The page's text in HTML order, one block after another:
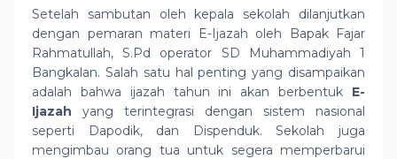
Setelah sambutan oleh kepala sekolah dilanjutkan
dengan pemaran materi E-Ijazah oleh Bapak Fajar
Rahmatullah, S.Pd operator SD Muhammadiyah 1
Bangkalan. Salah satu hal penting yang disampaikan
adalah bahwa ijazah tahun ini akan berbentuk E-
Ijazah yang terintegrasi dengan sistem nasional
seperti Dapodik, dan Dispenduk. Sekolah juga
mengimbau orang tua untuk segera memperbarui